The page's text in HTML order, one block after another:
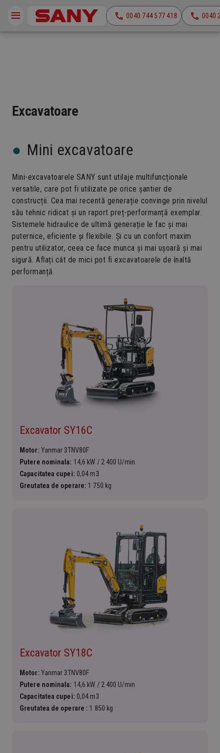
0040 744 577 418 0040
Excavatoare
Mini excavatoare
Mini-excavatoarele SANY sunt utilaje multifuncționale
versatile, care pot fi utilizate pe orice șantier de
construcții. Cea mai recentă generație convinge prin nivelul
său tehnic ridicat și un raport preț-performanță exemplar.
Sistemele hidraulice de ultimă generație le fac și mai
puternice, eficiente și flexibile. Și cu un confort maxim
pentru utilizator, ceea ce face munca și mai ușoară și mai
sigură. Aflați cât de mici pot fi excavatoarele de înaltă
performanță.
Excavator SY16C
Motor: Yanmar 3TNV80F
Putere nominala: 14,6 kW / 2 400 U/min
Capacitatea cupei: 0,04 m3
Greutatea de operare: 1 750 kg
Excavator SY18C
Motor: Yanmar 3TNV80F
Putere nominala: 14,6 kW / 2 400 U/min
Capacitatea cupei: 0,04 m3
Greutatea de operare : 1 850 kg